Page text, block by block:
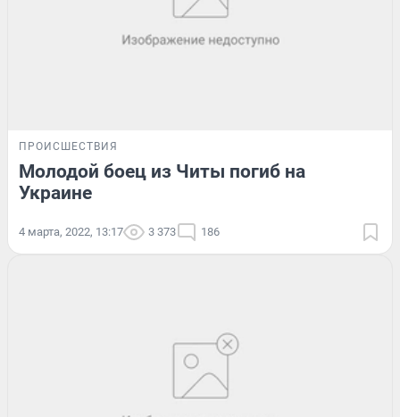
ПРОИСШЕСТВИЯ
Молодой боец из Читы погиб на
Украине
4 марта, 2022, 13:17 3 373 186